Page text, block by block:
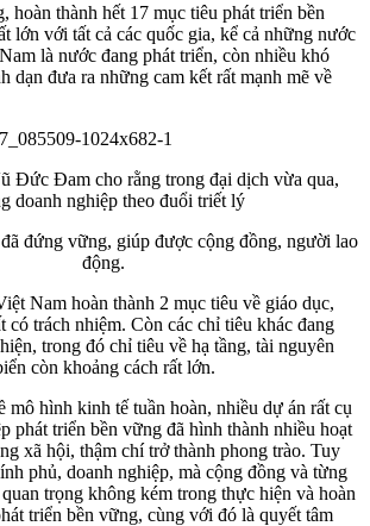
hoàn thành hết 17 mục tiêu phát triển bền
lớn với tất cả các quốc gia, kể cả những nước
là nước đang phát triển, còn nhiều khó
dạn đưa ra những cam kết rất mạnh mẽ về
Đức Đam cho rằng trong đại dịch vừa qua,
doanh nghiệp theo đuổi triết lý
đứng vững, giúp được cộng đồng, người lao
động.
Nam hoàn thành 2 mục tiêu về giáo dục,
có trách nhiệm. Còn các chỉ tiêu khác đang
trong đó chỉ tiêu về hạ tầng, tài nguyên
còn khoảng cách rất lớn.
hình kinh tế tuần hoàn, nhiều dự án rất cụ
phát triển bền vững đã hình thành nhiều hoạt
xã hội, thậm chí trở thành phong trào. Tuy
phủ, doanh nghiệp, mà cộng đồng và từng
trọng không kém trong thực hiện và hoàn
triển bền vững, cùng với đó là quyết tâm